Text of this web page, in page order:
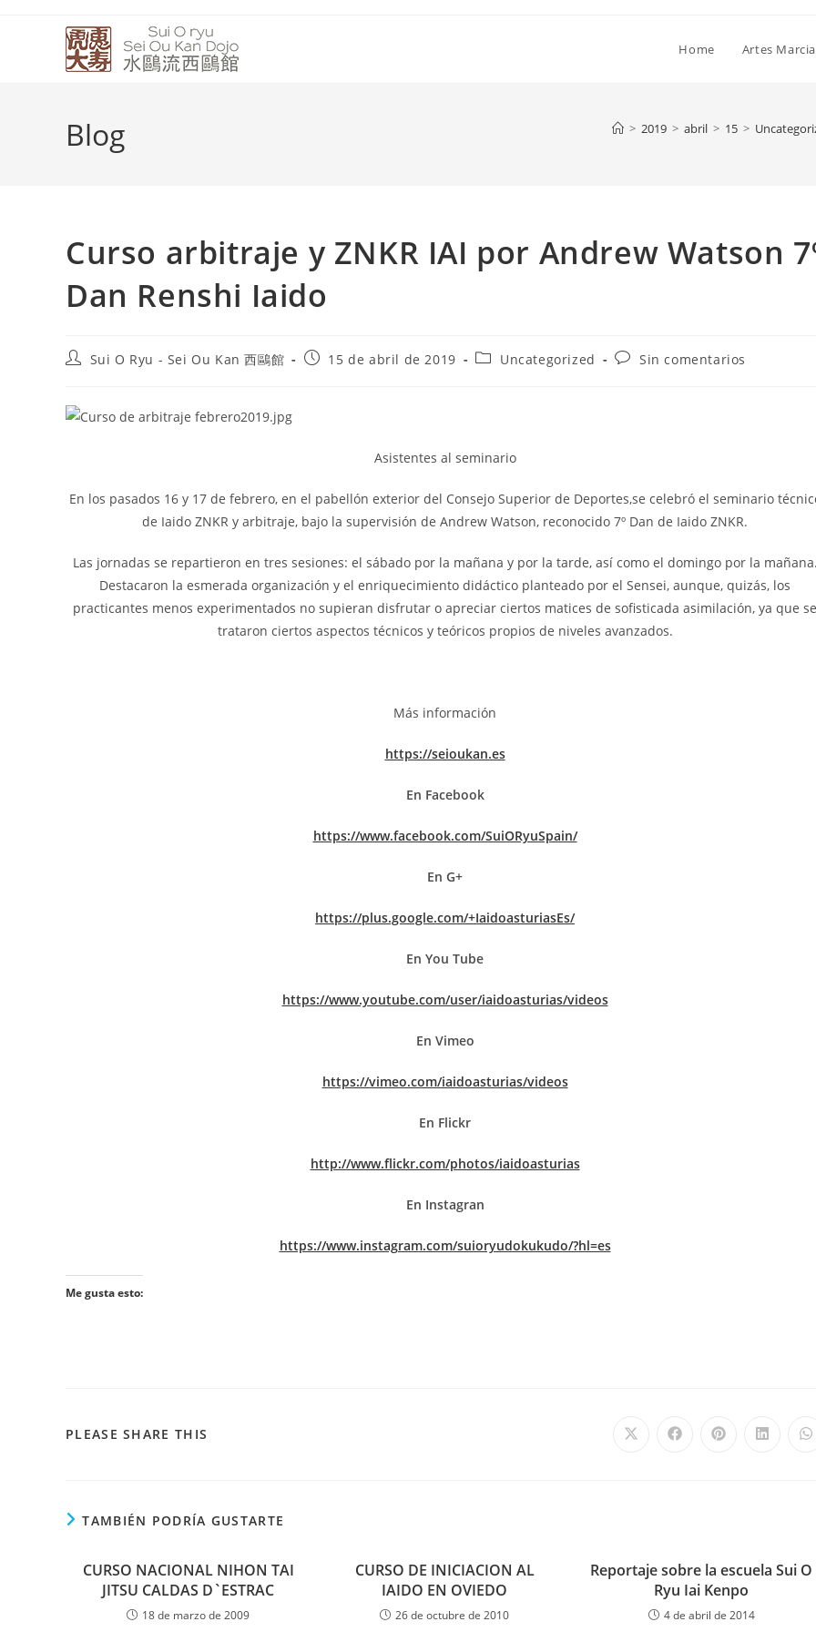
Home Artes
Blog > 2019 > abril > 15 >
Curso arbitraje y ZNKR IAI por Andrew Watson
Dan Renshi Iaido
Sui O Ryu - Sei Ou Kan 西鷗館 15 de abril de 2019 Uncategorized Sin comentarios
Asistentes al seminario
En los pasados 16 y 17 de febrero, en el pabellón exterior del Consejo Superior de Deportes,se celebró el seminario
de Iaido ZNKR y arbitraje, bajo la supervisión de Andrew Watson, reconocido 7º Dan de Iaido ZNKR.
Las jornadas se repartieron en tres sesiones: el sábado por la mañana y por la tarde, así como el domingo por la mañana.
Destacaron la esmerada organización y el enriquecimiento didáctico planteado por el Sensei, aunque, quizás, los
practicantes menos experimentados no supieran disfrutar o apreciar ciertos matices de sofisticada asimilación, ya que se
trataron ciertos aspectos técnicos y teóricos propios de niveles avanzados.
Más información
https://seioukan.es
En Facebook
https://www.facebook.com/SuiORyuSpain/
En G+
https://plus.google.com/+IaidoasturiasEs/
En You Tube
https://www.youtube.com/user/iaidoasturias/videos
En Vimeo
https://vimeo.com/iaidoasturias/videos
En Flickr
http://www.flickr.com/photos/iaidoasturias
En Instagran
https://www.instagram.com/suioryudokukudo/?hl=es
Me gusta esto:
PLEASE SHARE THIS
TAMBIÉN PODRÍA GUSTARTE
CURSO NACIONAL NIHON TAI
JITSU CALDAS D`ESTRAC
18 de marzo de 2009
CURSO DE INICIACION AL
IAIDO EN OVIEDO
26 de octubre de 2010
Reportaje sobre la escuela Sui O
Ryu Iai Kenpo
4 de abril de 2014